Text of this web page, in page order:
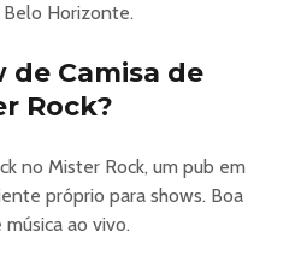
LIMITADOS
Solidário Promo R$50
R$100
e Solidário Promo R$30
12/07) Promo R$60
Belo Horizonte.
de Camisa de
Rock?
no Mister Rock, um pub em
próprio para shows. Boa
ao vivo.